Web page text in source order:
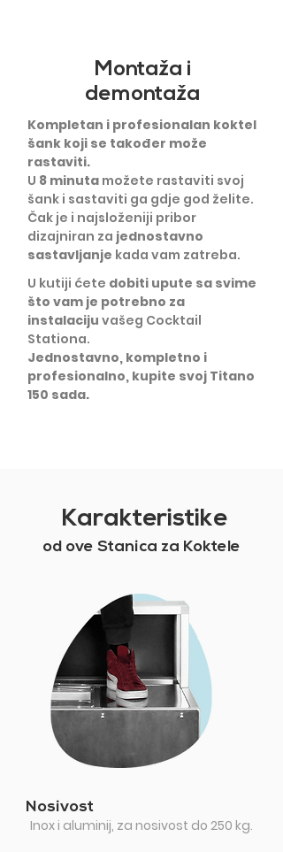
Montaža i
demontaža
Kompletan i profesionalan koktel
šank koji se također može
rastaviti.
U 8 minuta možete rastaviti svoj
šank i sastaviti ga gdje god želite.
Čak je i najsloženiji pribor
dizajniran za jednostavno
sastavljanje kada vam zatreba.
U kutiji ćete dobiti upute sa svime
što vam je potrebno za
instalaciju vašeg Cocktail
Stationa.
Jednostavno, kompletno i
profesionalno, kupite svoj Titano
150 sada.
Karakteristike
od ove Stanica za Koktele
Nosivost
Inox i aluminij, za nosivost do 250 kg.